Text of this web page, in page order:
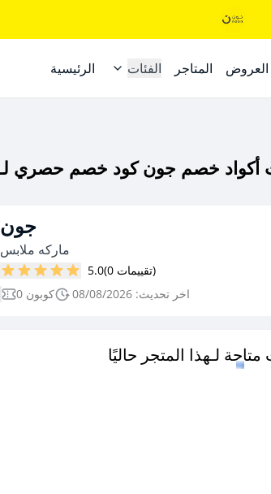
الرئيسية الفئات المتاجر العروض
جون
ماركه ملابس
5.0
(0 تقييمات)
0 كوبون
اخر تحديث: 08/08/2026